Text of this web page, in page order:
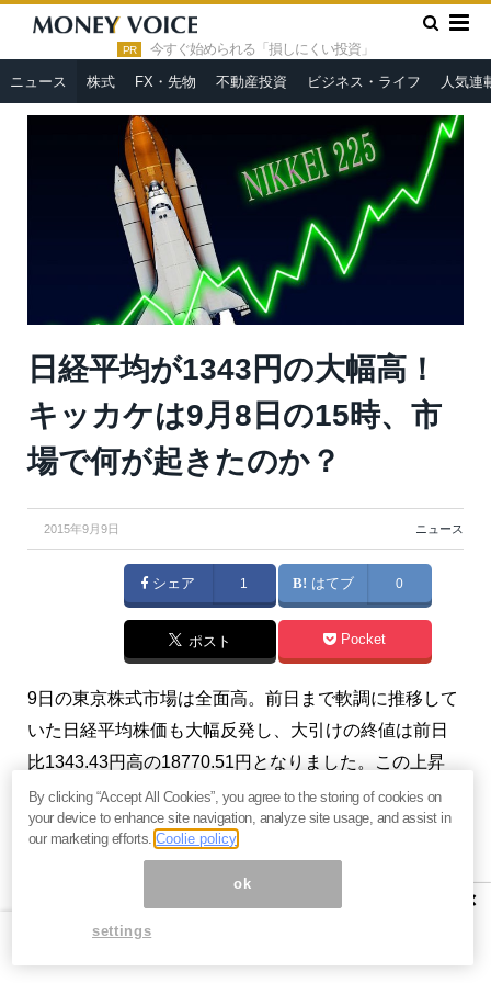
PR 今すぐ始められる「損しにくい投資」
ニュース 株式 FX・先物 不動産投資 ビジネス・ライフ 人気連
HOME » ニュース »
日経平均が1343円の大幅高！キッカケは9
月8日の15時、市場で何が起きたのか？
日経平均が1343円の大幅高！
キッカケは9月8日の15時、市
場で何が起きたのか？
2015年9月9日 ニュース
シェア 1 はてブ 0
ポスト Pocket
9日の東京株式市場は全面高。前日まで軟調に推移して
いた日経平均株価も大幅反発し、大引けの終値は前日
比1343.43円高の18770.51円となりました。この上昇
は、前日8日の東京市場大引け後に先物主導で始まって
います。そのとき市場で何が起きていたのでしょう
か？金融アナリストの久保田博幸氏が解説します。
【関連】「理論株価」で見た日経平均はすでに底値圏
×
By clicking “Accept All Cookies”, you agree to the storing of cookies on
your device to enhance site navigation, analyze site usage, and assist in
our marketing efforts.Coolie policy
ok
settings